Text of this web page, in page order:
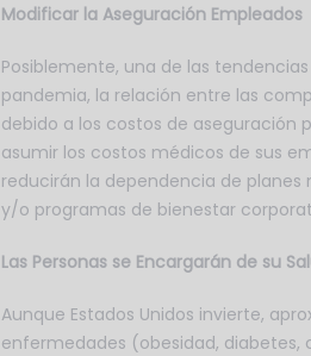
Modificar la Aseguración Empleados
Posiblemente, una de las
pandemia, la relación entre las
debido a los costos de aseguración
asumir los costos médicos de sus
reducirán la dependencia de
y/o programas de bienestar
Las Personas se Encargarán de su
Aunque Estados Unidos invierte,
enfermedades (obesidad,